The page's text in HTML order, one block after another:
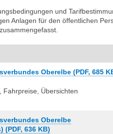
und
Anlagen für den öffentlichen
Oberelbe (PDF, 685
Fahrpreise, Übersichten
Oberelbe
(PDF, 636 KB)